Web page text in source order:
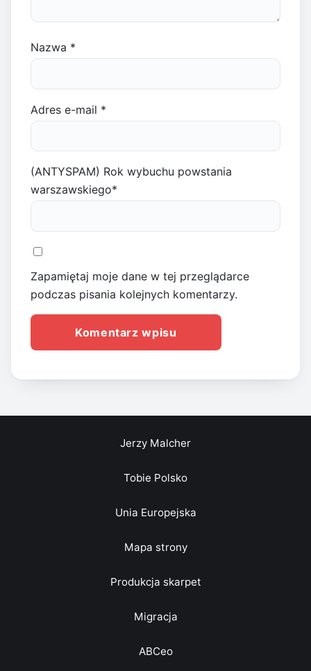
Nazwa *
Adres e-mail *
(ANTYSPAM) Rok wybuchu powstania
warszawskiego*
Zapamiętaj moje dane w tej przeglądarce
podczas pisania kolejnych komentarzy.
Jerzy Malcher
Tobie Polsko
Unia Europejska
Mapa strony
Produkcja skarpet
Migracja
ABCeo